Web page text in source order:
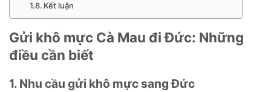
Kết luận
Gửi khô mực Cà Mau đi Đức: Những
điều cần biết
1. Nhu cầu gửi khô mực sang Đức